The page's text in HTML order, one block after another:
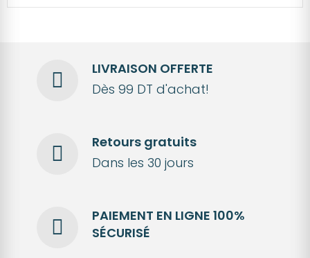
LIVRAISON OFFERTE
Dès 99 DT d'achat!
Retours gratuits
Dans les 30 jours
PAIEMENT EN LIGNE 100%
SÉCURISÉ